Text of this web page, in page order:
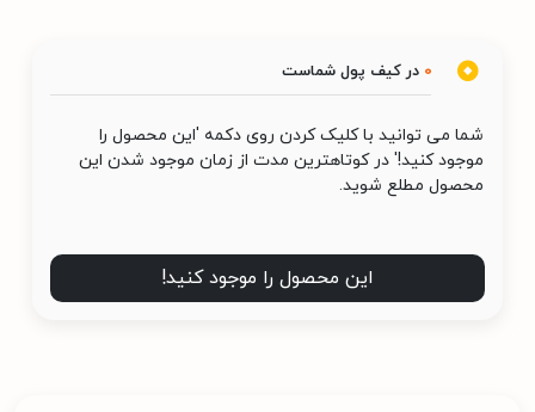
0 در کیف پول شماست
شما می توانید با کلیک کردن روی دکمه 'این محصول را
موجود کنید!' در کوتاهترین مدت از زمان موجود شدن این
محصول مطلع شوید.
این محصول را موجود کنید!